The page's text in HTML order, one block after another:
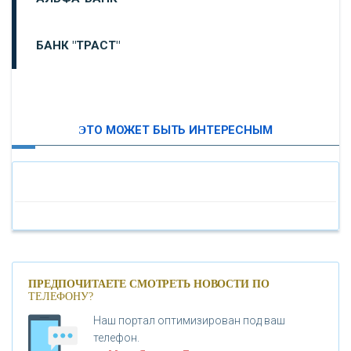
БАНК "ТРАСТ"
«БАНК САНКТ-ПЕТЕРБУРГ»
«ПРОМСВЯЗЬБАНК»
«НОВИКОМБАНК»
ЭТО МОЖЕТ БЫТЬ ИНТЕРЕСНЫМ
ПРЕДПОЧИТАЕТЕ СМОТРЕТЬ НОВОСТИ ПО
ТЕЛЕФОНУ?
Наш портал оптимизирован под ваш
телефон.